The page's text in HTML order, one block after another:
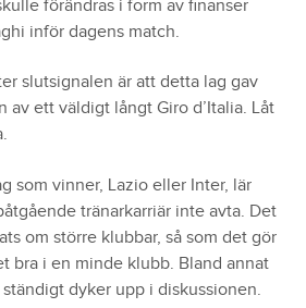
förändras i form av finanser
inför dagens match.
slutsignalen är att detta lag gav
av ett väldigt långt Giro d’Italia. Låt
som vinner, Lazio eller Inter, lär
tränarkarriär inte avta. Det
om större klubbar, så som det gör
bra i en minde klubb. Bland annat
dyker upp i diskussionen.